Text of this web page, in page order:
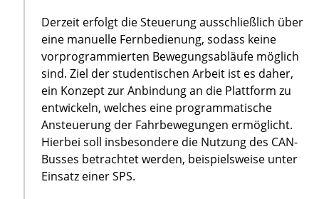
Derzeit erfolgt die Steuerung ausschließlich über
eine manuelle Fernbedienung, sodass keine
vorprogrammierten Bewegungsabläufe möglich
sind. Ziel der studentischen Arbeit ist es daher,
ein Konzept zur Anbindung an die Plattform zu
entwickeln, welches eine programmatische
Ansteuerung der Fahrbewegungen ermöglicht.
Hierbei soll insbesondere die Nutzung des CAN-
Busses betrachtet werden, beispielsweise unter
Einsatz einer SPS.